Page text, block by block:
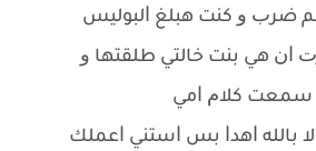
ﺿﺮﺏ ﻭ ﻛﻨﺖ ﻫﺒﻠﻎ ﺍﻟﺒﻮﻟﻴﺲ
ﺍﻥ ﻫﻲ ﺑﻨﺖ ﺧﺎﻟﺘﻲ ﻃﻠﻘﺘﻬﺎ ﻭ
ﺳﻤﻌﺖ ﻛﻼﻡ ﺍﻣﻲ
ﺑﺎﻟﻠﻪ ﺍﻫﺪﺍ ﺑﺲ ﺍﺳﺘﻨﻲ ﺍﻋﻤﻠﻚ